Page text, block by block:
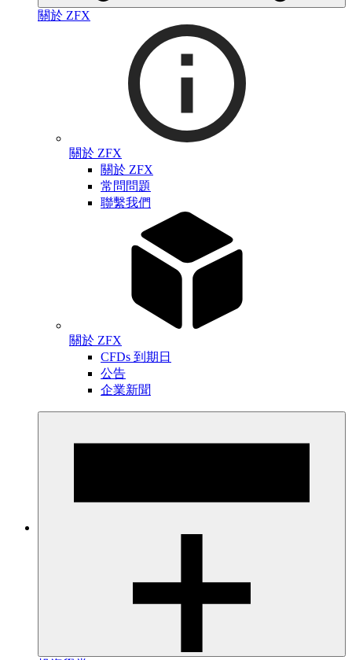
關於 ZFX
關於 ZFX
關於 ZFX
常問問題
聯繫我們
關於 ZFX
CFDs 到期日
公告
企業新聞